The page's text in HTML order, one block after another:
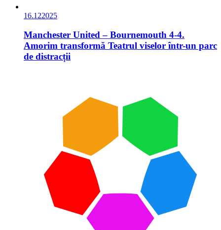
16.122025
Manchester United – Bournemouth 4-4.
Amorim transformă Teatrul viselor într-un parc
de distracții